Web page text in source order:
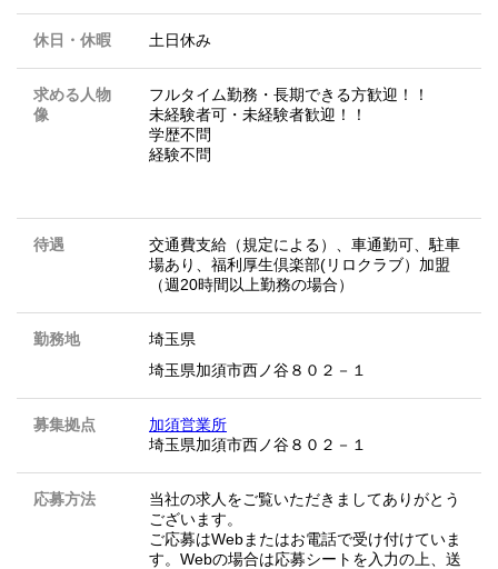
休日・休暇 土日休み
求める人物
像
フルタイム勤務・長期できる方歓迎！！
未経験者可・未経験者歓迎！！
学歴不問
経験不問
待遇
交通費支給（規定による）、車通勤可、駐車
場あり、福利厚生倶楽部(リロクラブ）加盟
（週20時間以上勤務の場合）
勤務地
埼玉県
埼玉県加須市西ノ谷８０２－１
募集拠点
加須営業所
埼玉県加須市西ノ谷８０２－１
応募方法
当社の求人をご覧いただきましてありがとう
ございます。
ご応募はWebまたはお電話で受け付けていま
す。Webの場合は応募シートを入力の上、送